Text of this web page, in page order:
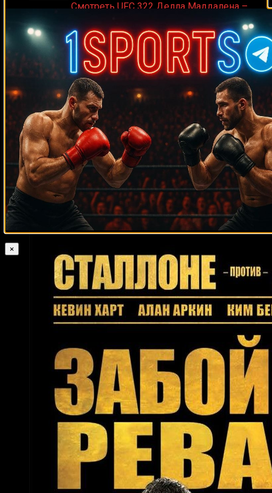
Medik on Смотреть UFC 322 Делла Маддалена –
Махачев
Случайные боксеры
Билли Митчем Пол Батлин Рикардо Васкес Леви Биллапс Карлос
Пол Крэйг Денис Бахтов Лауреано Рамирес
Джулиус
Фрэнсис
Анхель Росарио
Крис Алгиери
Виломар Фернандес Пол Денард Джесси Шелби Лиам Уолш
Кристиан Солано Нил Кирквуд Джо Хатчинсон Hamdy
Abdelwahab Томми Джексон Витор Джонс Фрейтас Георгий
Тевдорашвили Эли Диксон Хьюн Мин Чой Рик Эдсон Кертис
БлэйдсЛарри Дональд Рон Стендер Умар
Саламов Джеральд Ноублз Руди Брэдли Аллан Вестер
Стив
Гарсия Гектор Асеро Санчес Вилли Вильямс Джулиус Фогл
Абдул-Азиз Матазимов Ветхя Сакмуангланг Уилли Даймонд
Бэн
Таки
Бун Киркман Хосе Луис Эстевен
×